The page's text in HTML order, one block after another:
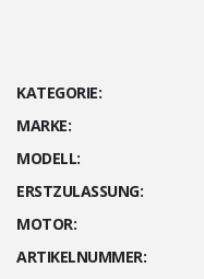
KATEGORIE:
MARKE:
MODELL:
ERSTZULASSUNG:
MOTOR:
ARTIKELNUMMER: